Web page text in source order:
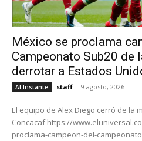
México se proclama
Campeonato Sub20 de
derrotar a Estados
Al Instante staff - 9 agosto, 2026
El equipo de Alex Diego cerró de la
Concacaf https://
proclama-campeon-del-